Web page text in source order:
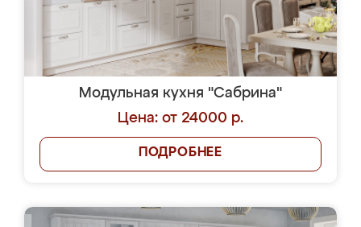
Модульная кухня "Сабрина"
Цена: от 24000 р.
ПОДРОБНЕЕ